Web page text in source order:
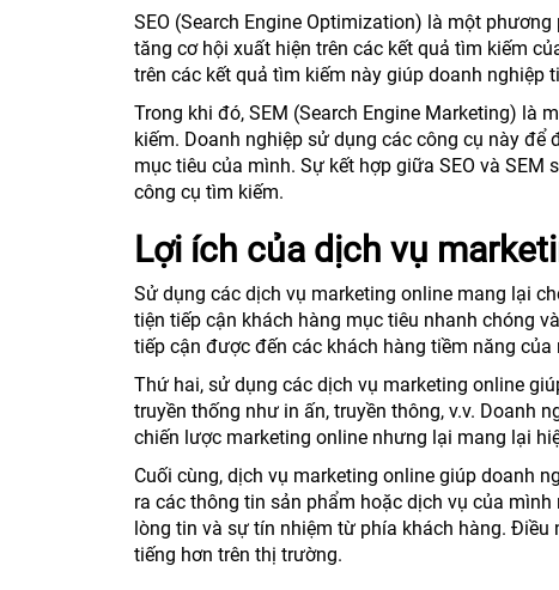
SEO (Search Engine Optimization) là một
tăng cơ hội xuất hiện trên các kết quả tìm kiếm
trên các kết quả tìm kiếm này giúp doanh nghiệp
Trong khi đó, SEM (Search Engine Marketing) là
kiếm. Doanh nghiệp sử dụng các công cụ này
mục tiêu của mình. Sự kết hợp giữa SEO và
công cụ tìm kiếm.
Lợi ích của dịch vụ
Sử dụng các dịch vụ marketing online mang lại
tiện tiếp cận khách hàng mục tiêu nhanh chóng
tiếp cận được đến các khách hàng tiềm năng
Thứ hai, sử dụng các dịch vụ marketing online
truyền thống như in ấn, truyền thông, v.v. Doanh
chiến lược marketing online nhưng lại mang lại
Cuối cùng, dịch vụ marketing online giúp doanh
ra các thông tin sản phẩm hoặc dịch vụ của
lòng tin và sự tín nhiệm từ phía khách hàng.
tiếng hơn trên thị trường.